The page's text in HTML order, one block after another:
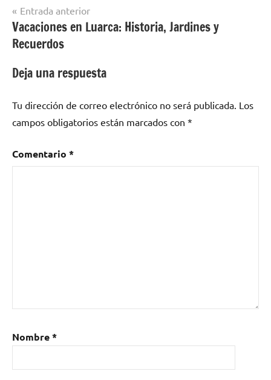
Navegación
de
entradas
Entrada anterior
Vacaciones en Luarca: Historia, Jardines y
Recuerdos
Deja una respuesta
Tu dirección de correo electrónico no será publicada. Los
campos obligatorios están marcados con *
Comentario *
Nombre*